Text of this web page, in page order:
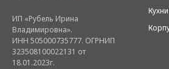
ИП «Рубель Ирина
Владимировна».
ИНН 505000735777. ОГРНИП
323508100022131 от
18.01.2023г.
Кухни